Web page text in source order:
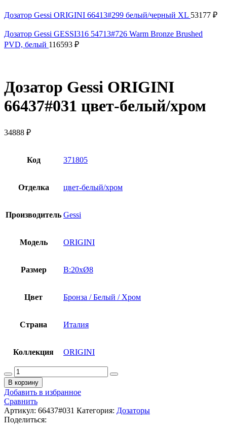
Дозатор Gessi ORIGINI 66413#299 белый/черный XL 53177 ₽
Дозатор Gessi GESSI316 54713#726 Warm Bronze Brushed
PVD, белый 116593 ₽
Дозатор Gessi ORIGINI
66437#031 цвет-белый/хром
34888 ₽
Код 371805
Отделка цвет-белый/хром
Производитель Gessi
Модель ORIGINI
Размер В:20xØ8
Цвет Бронза / Белый / Хром
Страна Италия
Коллекция ORIGINI
Количество
товара
Дозатор
Gessi
ORIGINI
66437#031
цвет-
В корзину
Добавить в избранное
Сравнить
Артикул: 66437#031 Категория: Дозаторы
Поделиться: